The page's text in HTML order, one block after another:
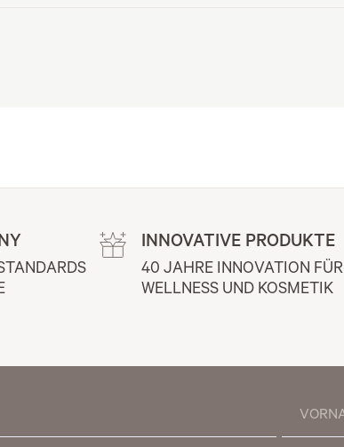
INNOVATIVE PRODUKTE
40 JAHRE INNOVATION FÜR
WELLNESS UND KOSMETIK